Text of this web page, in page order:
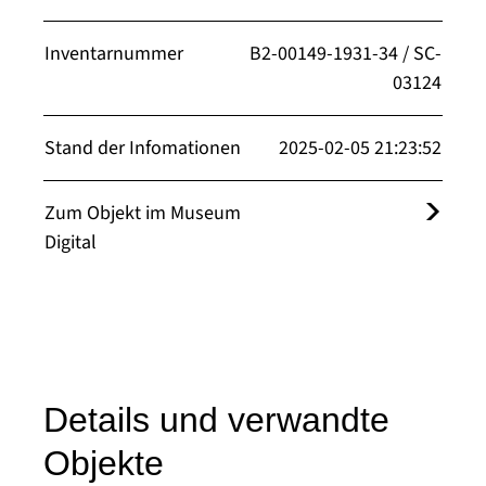
Inventarnummer
B2-00149-1931-34 / SC-
03124
Stand der Infomationen 2025-02-05 21:23:52
Zum Objekt im Museum
Digital
Details und verwandte
Objekte